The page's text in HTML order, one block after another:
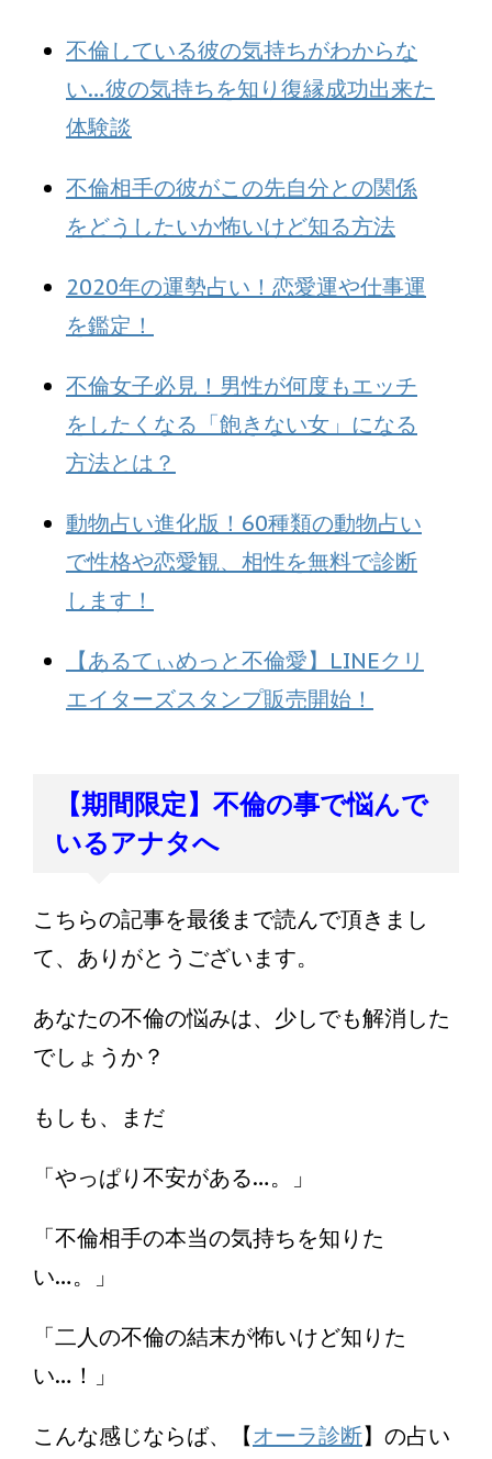
不倫している彼の気持ちがわからな
い…彼の気持ちを知り復縁成功出来た
体験談
不倫相手の彼がこの先自分との関係
をどうしたいか怖いけど知る方法
2020年の運勢占い！恋愛運や仕事運
を鑑定！
不倫女子必見！男性が何度もエッチ
をしたくなる「飽きない女」になる
方法とは？
動物占い進化版！60種類の動物占い
で性格や恋愛観、相性を無料で診断
します！
【あるてぃめっと不倫愛】LINEクリ
エイターズスタンプ販売開始！
【期間限定】不倫の事で悩んで
いるアナタへ
こちらの記事を最後まで読んで頂きまし
て、ありがとうございます。
あなたの不倫の悩みは、少しでも解消した
でしょうか？
もしも、まだ
「やっぱり不安がある…。」
「不倫相手の本当の気持ちを知りた
い…。」
「二人の不倫の結末が怖いけど知りた
い…！」
こんな感じならば、【オーラ診断】の占い